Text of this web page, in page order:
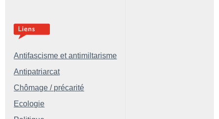
Antifascisme et antimiltarisme
Antipatriarcat
Chômage / précarité
Ecologie